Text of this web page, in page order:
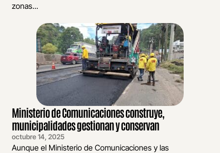
zonas...
Ministerio de Comunicaciones construye,
municipalidades gestionan y conservan
octubre 14, 2025
Aunque el Ministerio de Comunicaciones y las